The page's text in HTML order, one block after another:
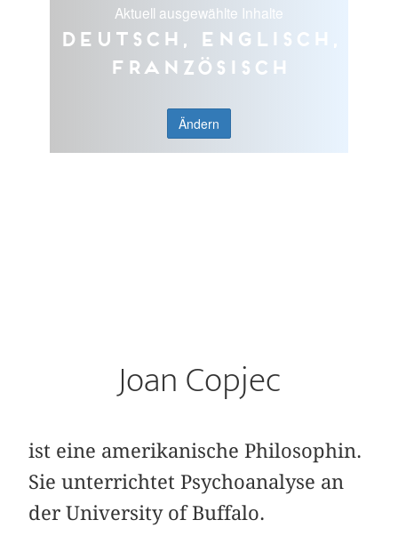
Aktuell ausgewählte Inhalte
Deutsch, Englisch,
Französisch
Ändern
Joan Copjec
ist eine amerikanische Philosophin.
Sie unterrichtet Psychoanalyse an
der University of Buffalo.